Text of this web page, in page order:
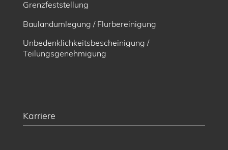
Grenzfeststellung
Baulandumlegung / Flurbereinigung
Unbedenklichkeitsbescheinigung /
Teilungsgenehmigung
Karriere